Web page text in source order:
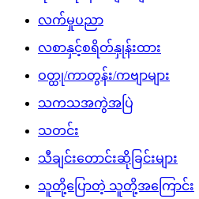
လက်မှုပညာ
လစာနှင့်စရိတ်နှုန်းထား
ဝတ္ထု/ကာတွန်း/ကဗျာများ
သကသအကွဲအပြဲ
သတင်း
သီချင်းတောင်းဆိုခြင်းများ
သူတို့ပြောတဲ့ သူတို့အကြောင်း